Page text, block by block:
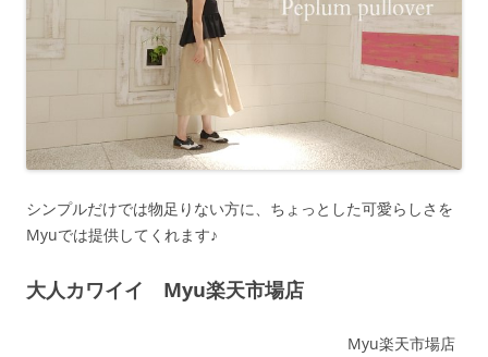
シンプルだけでは物足りない方に、ちょっとした可愛らしさを
Myuでは提供してくれます♪
大人カワイイ Myu楽天市場店
Myu楽天市場店